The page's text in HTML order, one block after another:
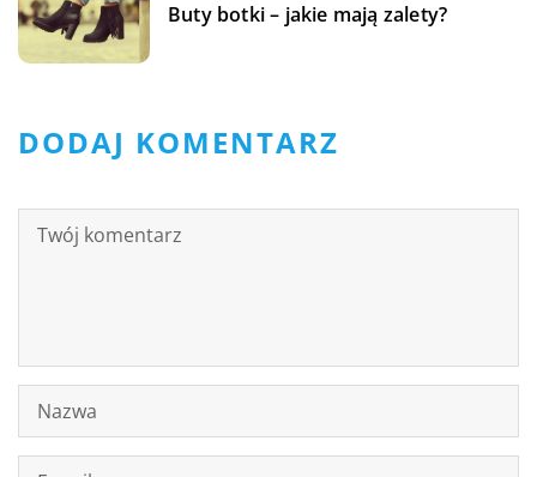
Buty botki – jakie mają zalety?
DODAJ KOMENTARZ